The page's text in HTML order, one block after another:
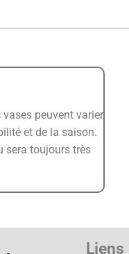
peuvent varier
et de la saison.
sera toujours très
Liens